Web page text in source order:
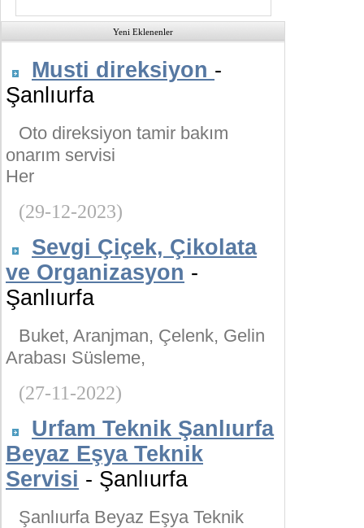
Yeni Eklenenler
Musti direksiyon -
Şanlıurfa
Oto direksiyon tamir bakım
onarım servisi
Her
(29-12-2023)
Sevgi Çiçek, Çikolata
ve Organizasyon -
Şanlıurfa
Buket, Aranjman, Çelenk, Gelin
Arabası Süsleme,
(27-11-2022)
Urfam Teknik Şanlıurfa
Beyaz Eşya Teknik
Servisi - Şanlıurfa
Şanlıurfa Beyaz Eşya Teknik